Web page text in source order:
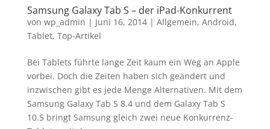
Samsung Galaxy Tab S – der iPad-Konkurrent
von wp_admin | Juni 16, 2014| Allgemein, Android,
Tablet, Top-Artikel
Bei Tablets führte lange Zeit kaum ein Weg an Apple
vorbei. Doch die Zeiten haben sich geändert und
inzwischen gibt es jede Menge Alternativen. Mit dem
Samsung Galaxy Tab S 8.4 und dem Galaxy Tab S
10.5 bringt Samsung gleich zwei neue Konkurrenz-